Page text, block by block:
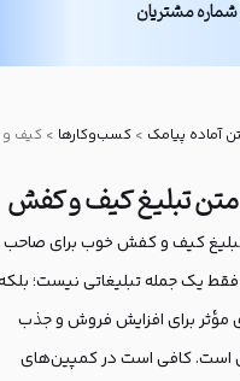
آماده پیامک > کسب‌و‌کارها > کیف و
متن تبلیغ کیف و کفش
کیف و کفش خوب برای صاحب
یک جمله تبلیغاتی نیست؛
مؤثر برای افزایش فروش و جذب
است. کافی است در کمپین‌های
مشتریان